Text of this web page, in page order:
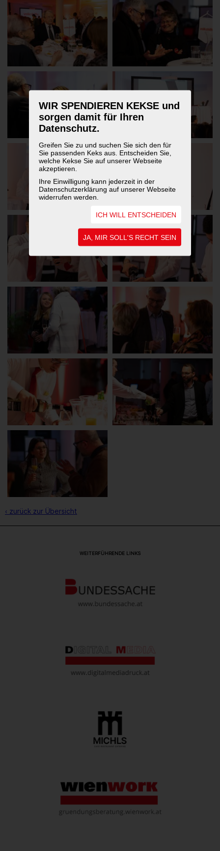
WIR SPENDIEREN KEKSE und
sorgen damit für Ihren
Datenschutz.
Greifen Sie zu und suchen Sie sich den für
Sie passenden Keks aus. Entscheiden Sie,
welche Kekse Sie auf unserer Webseite
akzeptieren.
Ihre Einwilligung kann jederzeit in der
Datenschutzerklärung auf unserer Webseite
widerrufen werden.
ICH WILL ENTSCHEIDEN
JA, MIR SOLL'S RECHT SEIN
‹ zurück zur Übersicht
WEITERFÜHRENDE LINKS